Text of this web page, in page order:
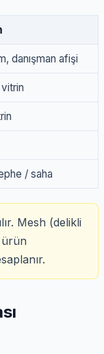
danışman afişi
/ saha
Mesh (delikli